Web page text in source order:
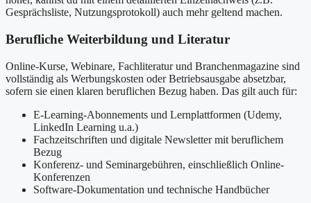
Gesprächsliste, Nutzungsprotokoll) auch mehr geltend machen.
Berufliche Weiterbildung und Literatur
Online-Kurse, Webinare, Fachliteratur und Branchenmagazine sind
vollständig als Werbungskosten oder Betriebsausgabe absetzbar,
sofern sie einen klaren beruflichen Bezug haben. Das gilt auch für:
E-Learning-Abonnements und Lernplattformen (Udemy,
LinkedIn Learning u.a.)
Fachzeitschriften und digitale Newsletter mit beruflichem
Bezug
Konferenz- und Seminargebühren, einschließlich Online-
Konferenzen
Software-Dokumentation und technische Handbücher